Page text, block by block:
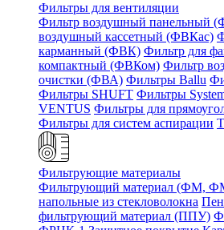
Фильтры для вентиляции
Фильтр воздушный панельный
воздушный кассетный (ФВКас)
карманный (ФВК) Фильтр для
компактный (ФВКом) Фильтр
очистки (ФВА) Фильтры Ballu
Фильтры SHUFT Фильтры
VENTUS Фильтры для
Фильтры для систем аспирации
Фильтрующие материалы
Фильтрующий материал (ФМ,
напольные из стекловолокна
фильтрующий материал (ППУ)